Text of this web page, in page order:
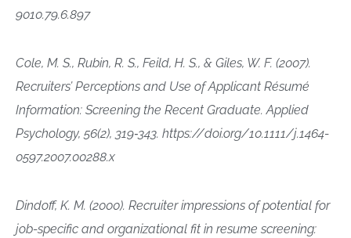
9010.79.6.897
Cole, M. S., Rubin, R. S., Feild, H. S., & Giles, W. F. (2007).
Recruiters’ Perceptions and Use of Applicant Résumé
Information: Screening the Recent Graduate. Applied
Psychology, 56(2), 319‑343. https://doi.org/10.1111/j.1464-
0597.2007.00288.x
Dindoff, K. M. (2000). Recruiter impressions of potential for
job-specific and organizational fit in resume screening: